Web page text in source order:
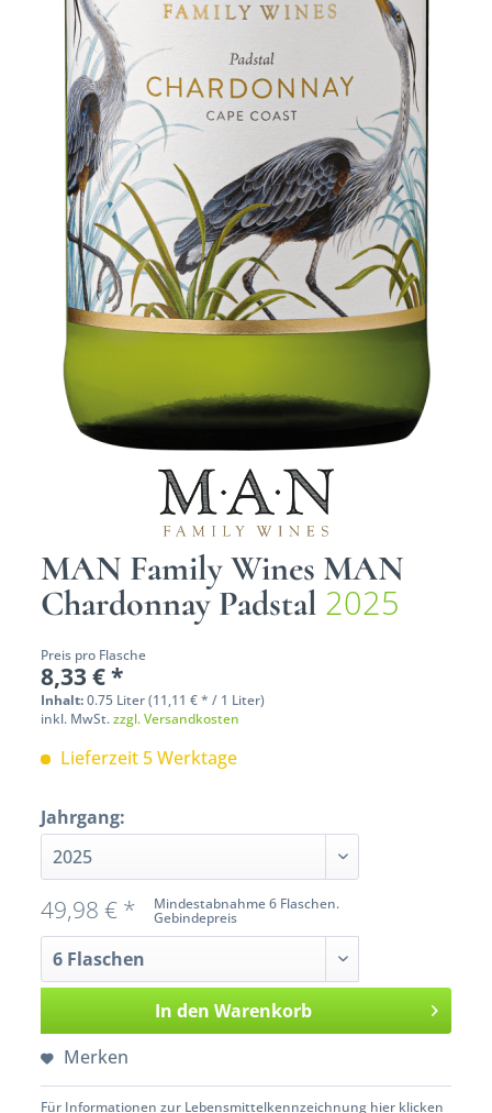
MAN Family Wines MAN
Chardonnay Padstal 2025
Preis pro Flasche
8,33 € *
Inhalt:0.75 Liter (11,11 € * / 1 Liter)
inkl. MwSt.zzgl. Versandkosten
Lieferzeit 5 Werktage
Jahrgang:
Mindestabnahme 6 Flaschen.
Gebindepreis
49,98 € *
In den Warenkorb
Merken
Für Informationen zur Lebensmittelkennzeichnung hier klicken